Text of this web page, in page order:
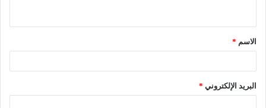
ق
*
الاسم *
البريد الإلكتروني *